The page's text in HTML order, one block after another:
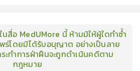
นสื่อ MedUMore นี้ ห้ามมิให้ผู้ใดทำซ้ำ
ร่โดยมิได้รับอนุญาต อย่างเป็นลาย
ทำการฝ่าฝืนจะถูกดำเนินคดีตาม
กฎหมาย